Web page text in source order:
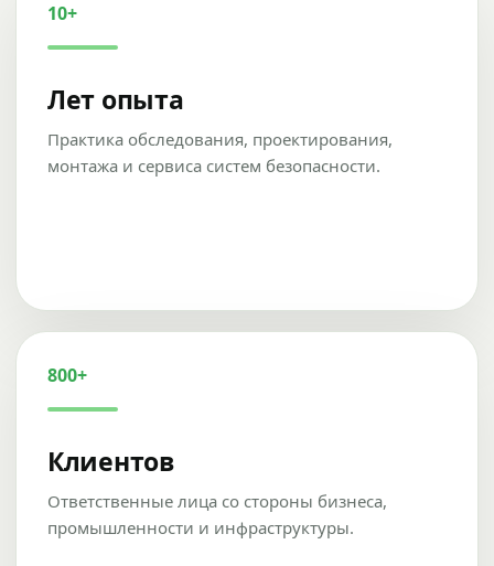
10+
Лет опыта
Практика обследования, проектирования,
монтажа и сервиса систем безопасности.
800+
Клиентов
Ответственные лица со стороны бизнеса,
промышленности и инфраструктуры.